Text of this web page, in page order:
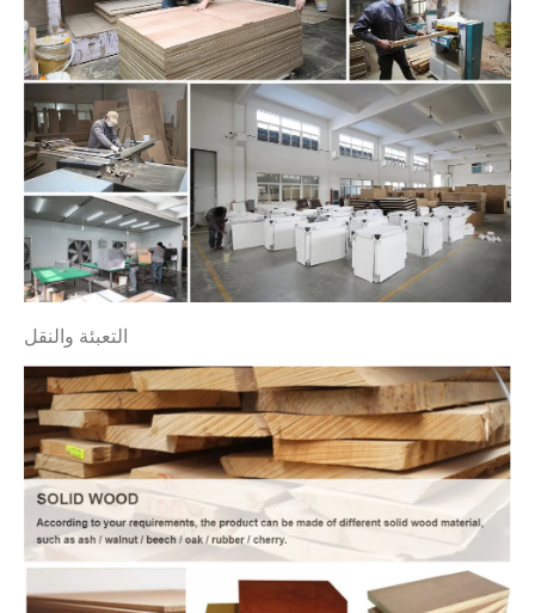
التعبئة والنقل